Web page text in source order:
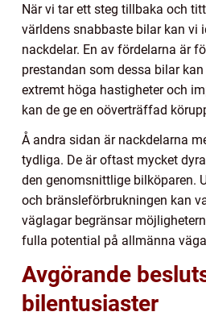
När vi tar ett steg tillbaka och
världens snabbaste bilar kan vi
nackdelar. En av fördelarna är
prestandan som dessa bilar
extremt höga hastigheter och
kan de ge en oöverträffad
Å andra sidan är nackdelarna
tydliga. De är oftast mycket
den genomsnittlige bilköparen.
och bränsleförbrukningen kan
väglagar begränsar
fulla potential på allmänna
Avgörande
bilentusiaster